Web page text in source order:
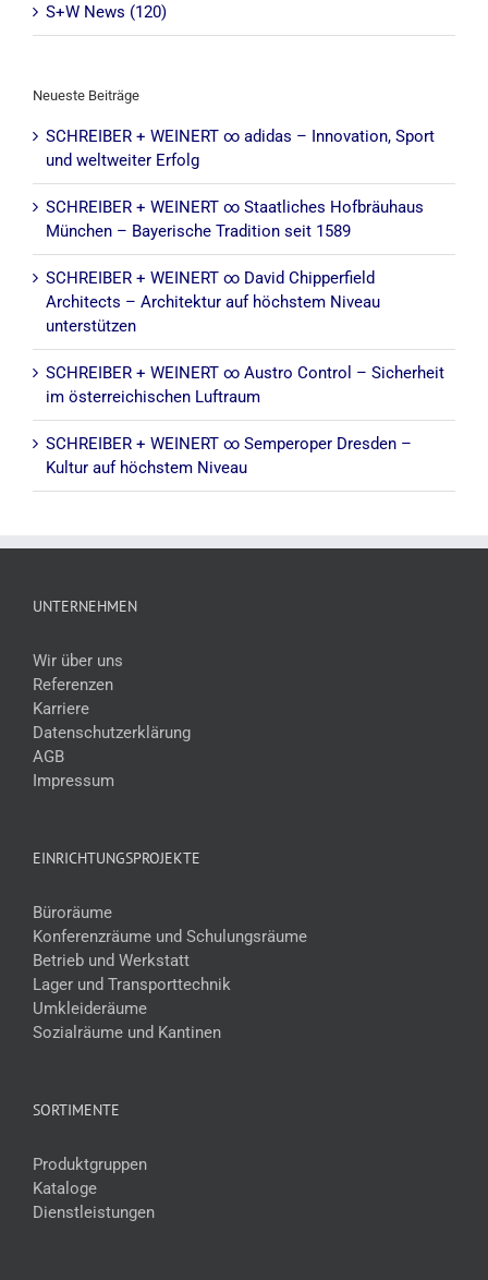
S+W News (120)
Neueste Beiträge
SCHREIBER + WEINERT ∞ adidas – Innovation, Sport
und weltweiter Erfolg
SCHREIBER + WEINERT ∞ Staatliches Hofbräuhaus
München – Bayerische Tradition seit 1589
SCHREIBER + WEINERT ∞ David Chipperfield
Architects – Architektur auf höchstem Niveau
unterstützen
SCHREIBER + WEINERT ∞ Austro Control – Sicherheit
im österreichischen Luftraum
SCHREIBER + WEINERT ∞ Semperoper Dresden –
Kultur auf höchstem Niveau
UNTERNEHMEN
Wir über uns
Referenzen
Karriere
Datenschutzerklärung
AGB
Impressum
EINRICHTUNGSPROJEKTE
Büroräume
Konferenzräume und Schulungsräume
Betrieb und Werkstatt
Lager und Transporttechnik
Umkleideräume
Sozialräume und Kantinen
SORTIMENTE
Produktgruppen
Kataloge
Dienstleistungen